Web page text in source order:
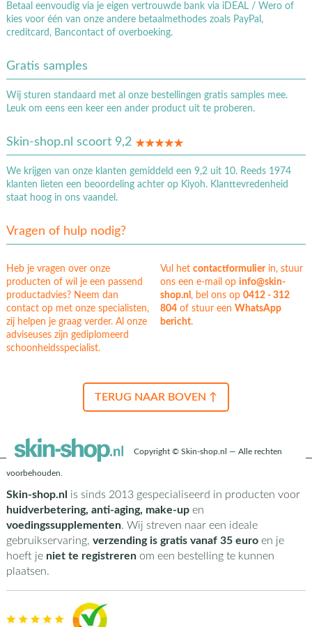
Betaal eenvoudig via je eigen vertrouwde bank via iDEAL / Wero of
kies voor één van onze andere betaalmethodes zoals PayPal,
creditcard, Bancontact of overboeking.
Gratis samples
Wij sturen standaard met al onze bestellingen gratis samples mee.
Leuk om eens een keer een ander product uit te proberen.
Skin-shop.nl scoort 9,2
We krijgen van onze klanten gemiddeld een 9,2 uit 10. Reeds 1974
klanten lieten een beoordeling achter op Kiyoh. Klanttevredenheid
staat hoog in ons vaandel.
Vragen of hulp nodig?
Heb je vragen over onze
producten of wil je een passend
productadvies? Neem dan
contact op met onze specialisten,
zij helpen je graag verder. Al onze
adviseuses zijn gediplomeerd
schoonheidsspecialist.
Vul hetcontactformulierin, stuur
ons een e-mail op info@skin-
shop.nl, bel ons op0412 - 312
804 of stuur eenWhatsApp
bericht.
TERUG NAAR BOVEN ↑
Copyright © Skin-shop.nl — Alle rechten
voorbehouden.
Skin-shop.nl is sinds 2013 gespecialiseerd in producten voor
huidverbetering, anti-aging, make-upen
voedingssupplementen. Wij streven naar een ideale
gebruikservaring, verzending is gratis vanaf 35 euroen je
hoeft je niet te registrerenom een bestelling te kunnen
plaatsen.